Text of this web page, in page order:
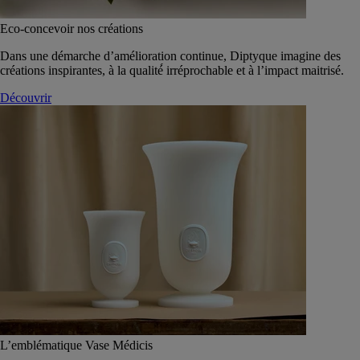
Eco-concevoir nos créations
Dans une démarche d’amélioration continue, Diptyque imagine des
créations inspirantes, à la qualité́ irréprochable et à l’impact maitrisé.
Découvrir
L’emblématique Vase Médicis